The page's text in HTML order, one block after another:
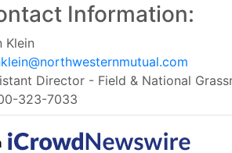
Information:
Klein
Director - Field & National
323-7033